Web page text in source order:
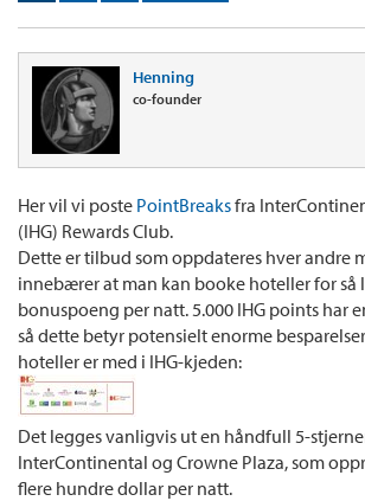
Henning
co-founder
Her vil vi poste PointBreaksfra
(IHG) Rewards Club.
Dette er tilbud som oppdateres hver andre
innebærer at man kan booke hoteller for så
bonuspoeng per natt. 5.000 IHG points har
så dette betyr potensielt enorme
hoteller er med i IHG-kjeden:
Det legges vanligvis ut en håndfull 5-
InterContinental og Crowne Plaza, som
flere hundre dollar per natt.